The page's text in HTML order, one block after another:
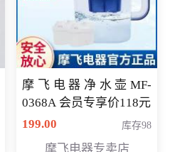
摩飞电器净水壶MF-
0368A 会员专享价118元
199.00
库存98
摩飞电器专卖店